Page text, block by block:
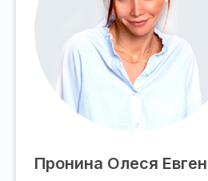
Пронина Олеся